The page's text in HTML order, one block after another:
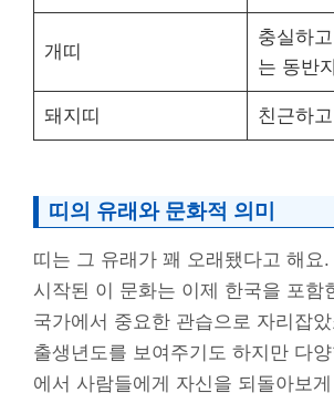
개띠
충실하
는 동반
돼지띠 친근하
띠의 유래와 문화적 의미
띠는 그 유래가 꽤 오래됐다고 해요.
시작된 이 문화는 이제 한국을 포함
국가에서 중요한 관습으로 자리잡
출생년도를 보여주기도 하지만 다
에서 사람들에게 자신을 되돌아보